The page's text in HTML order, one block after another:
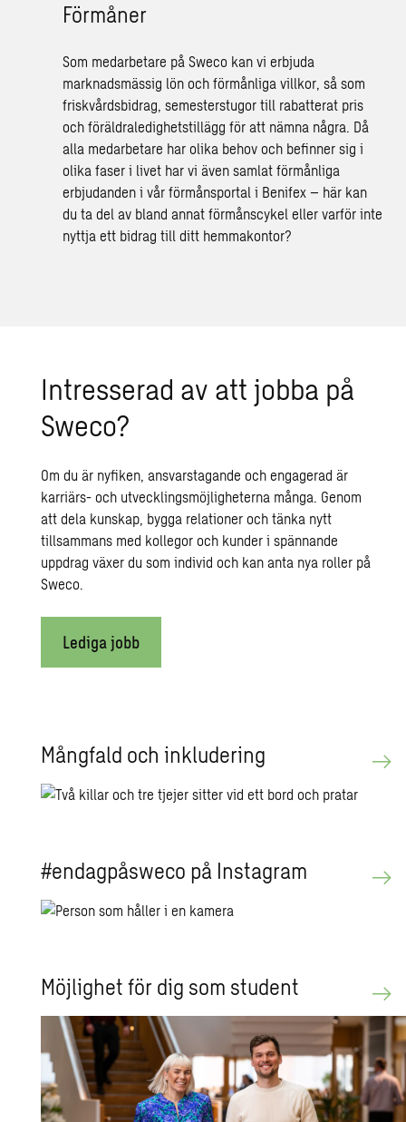
Förmåner
Som medarbetare på Sweco kan vi erbjuda
marknadsmässig lön och förmånliga villkor, så som
friskvårdsbidrag, semesterstugor till rabatterat pris
och föräldraledighetstillägg för att nämna några. Då
alla medarbetare har olika behov och befinner sig i
olika faser i livet har vi även samlat förmånliga
erbjudanden i vår förmånsportal i Benifex – här kan
du ta del av bland annat förmånscykel eller varför inte
nyttja ett bidrag till ditt hemmakontor?
Intresserad av att jobba på
Sweco?
Om du är nyfiken, ansvarstagande och engagerad är
karriärs- och utvecklingsmöjligheterna många. Genom
att dela kunskap, bygga relationer och tänka nytt
tillsammans med kollegor och kunder i spännande
uppdrag växer du som individ och kan anta nya roller på
Sweco.
Lediga jobb
Mång­fald och in­klu­de­ring
#en­dag­påswe­co på In­stagram
Möj­lig­het för dig som stu­dent